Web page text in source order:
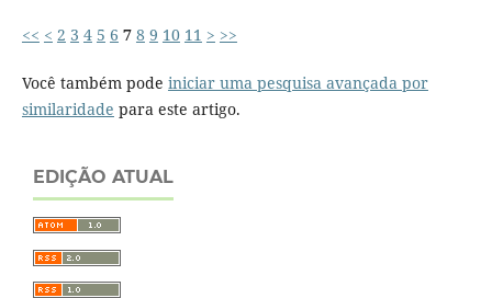
<< < 2 3 4 5 6 7 8 9 10 11 > >>
Você também pode iniciar uma pesquisa avançada por
similaridade para este artigo.
EDIÇÃO ATUAL